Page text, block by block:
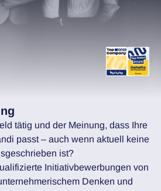
tätig und der Meinung, dass Ihre
passt – auch wenn aktuell keine
ist?
Initiativbewerbungen von
Denken und